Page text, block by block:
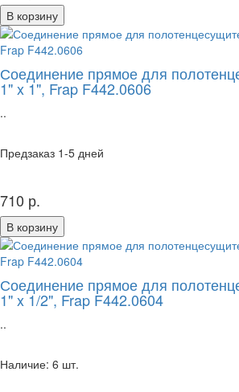
В корзину
Соединение прямое для
1" x 1", Frap F442.0606
..
Предзаказ 1-5 дней
710 р.
В корзину
Соединение прямое для
1" x 1/2", Frap F442.0604
..
Наличие: 6 шт.